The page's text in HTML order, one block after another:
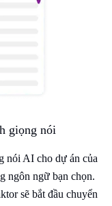
giọng nói
nói AI cho dự án của
ngôn ngữ bạn chọn.
sẽ bắt đầu chuyển